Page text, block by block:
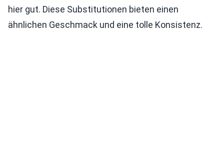
hier gut. Diese Substitutionen bieten einen
ähnlichen Geschmack und eine tolle Konsistenz.